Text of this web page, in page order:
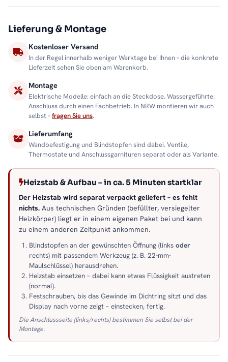
Lieferung & Montage
Kostenloser Versand
In der Regel innerhalb weniger Werktage bei Ihnen – die konkrete
Lieferzeit sehen Sie oben am Warenkorb.
Montage
Elektrische Modelle: einfach an die Steckdose. Wassergeführte:
Anschluss durch einen Fachbetrieb. In NRW montieren wir auch
selbst –fragen Sie uns.
Lieferumfang
Wandbefestigung und Blindstopfen sind dabei. Ventile,
Thermostate und Anschlussgarnituren separat oder als Variante.
Heizstab & Aufbau – in ca. 5 Minuten startklar
Der Heizstab wird separat verpackt geliefert – es fehlt
nichts. Aus technischen Gründen (befüllter, versiegelter
Heizkörper) liegt er in einem eigenen Paket bei und kann
zu einem anderen Zeitpunkt ankommen.
Blindstopfen an der gewünschten Öffnung (links oder
rechts) mit passendem Werkzeug (z. B. 22-mm-
Maulschlüssel) herausdrehen.
Heizstab einsetzen – dabei kann etwas Flüssigkeit austreten
(normal).
Festschrauben, bis das Gewinde im Dichtring sitzt und das
Display nach vorne zeigt – einstecken, fertig.
Die Anschlussseite (links/rechts) bestimmen Sie selbst bei der
Montage.